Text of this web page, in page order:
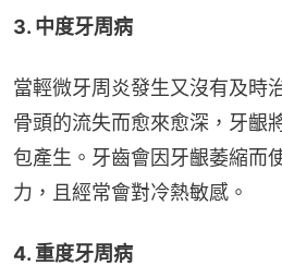
3. 中度牙周病
當輕微牙周炎發生又沒有及時
骨頭的流失而愈來愈深，牙齦
包產生。牙齒會因牙齦萎縮而
力，且經常會對冷熱敏感。
4. 重度牙周病